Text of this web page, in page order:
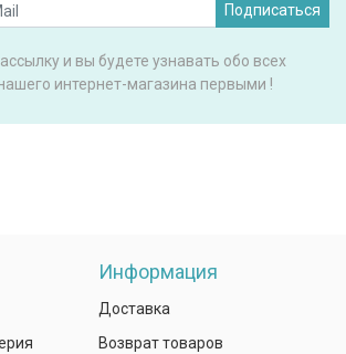
Подписаться
и вы будете узнавать обо всех
интернет-магазина первыми !
Информация
Доставка
Возврат товаров